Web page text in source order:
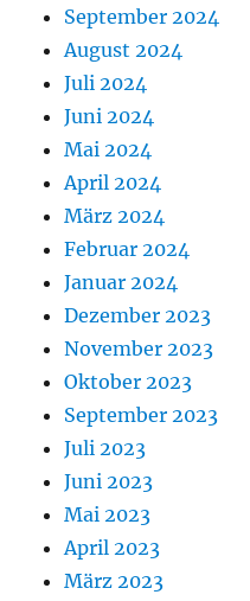
September 2024
August 2024
Juli 2024
Juni 2024
Mai 2024
April 2024
März 2024
Februar 2024
Januar 2024
Dezember 2023
November 2023
Oktober 2023
September 2023
Juli 2023
Juni 2023
Mai 2023
April 2023
März 2023